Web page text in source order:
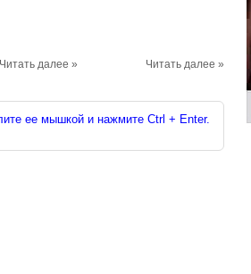
Читать далее » Читать далее »
ее мышкой и нажмите Ctrl + Enter.